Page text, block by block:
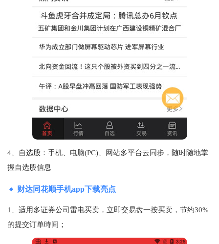
4、自选股：手机、电脑(PC)、网站多平台云同步，随时随地掌
握自选股信息
财达同花顺手机app下载亮点
1、适用多证券公司雷电买卖，立即交易盘一按买卖，节约30%
的提交订单時间；